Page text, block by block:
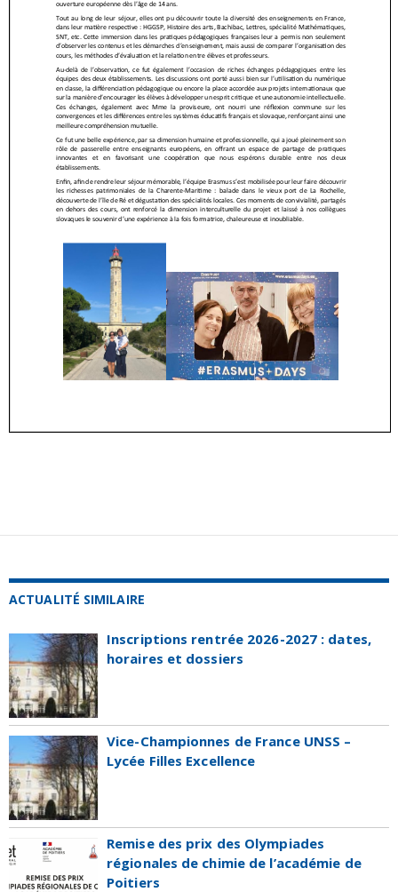
ACTUALITÉ SIMILAIRE
Inscriptions rentrée 2026-2027 : dates,
horaires et dossiers
Vice-Championnes de France UNSS –
Lycée Filles Excellence
Remise des prix des Olympiades
régionales de chimie de l’académie de
Poitiers